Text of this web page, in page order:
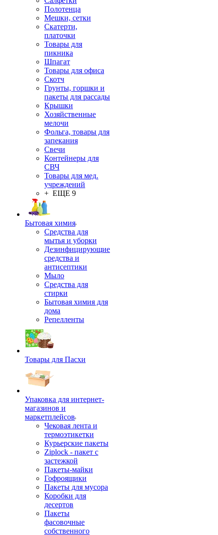
Полотенца
Мешки, сетки
Скатерти,
платочки
Товары для
пикника
Шпагат
Товары для офиса
Скотч
Грунты, горшки и
пакеты для рассады
Крышки
Хозяйственные
мелочи
Фольга, товары для
запекания
Свечи
Контейнеры для
СВЧ
Товары для мед.
учреждений
+ ЕЩЕ 9
Бытовая химия
Средства для
мытья и уборки
Дезинфицирующие
средства и
антисептики
Мыло
Средства для
стирки
Бытовая химия для
дома
Репелленты
Товары для Пасхи
Упаковка для интернет-
магазинов и
маркетплейсов
Чековая лента и
термоэтикетки
Курьерские пакеты
Ziplock - пакет с
застежкой
Пакеты-майки
Гофроящики
Пакеты для мусора
Коробки для
десертов
Пакеты
фасовочные
собственного